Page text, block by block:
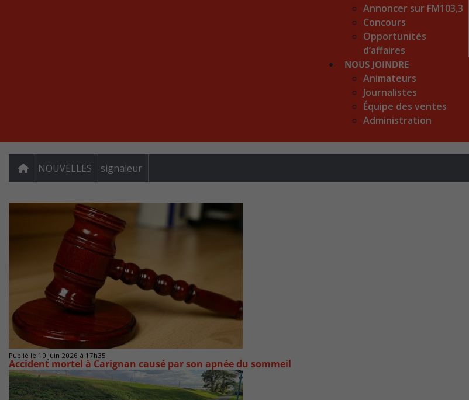
Annoncer sur FM103,3
Concours
Opportunités
d’affaires
NOUS JOINDRE
Animateurs
Journalistes
Équipe des ventes
Administration
NOUVELLES signaleur
Publié le 10 juin 2026 à 17h35
Accident mortel à Carignan causé par son apnée du sommeil